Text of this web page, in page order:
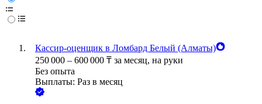
Кассир-оценщик в Ломбард Белый (Алматы)
250 000 – 600 000 ₸ за месяц, на руки
Без опыта
Выплаты: Раз в месяц